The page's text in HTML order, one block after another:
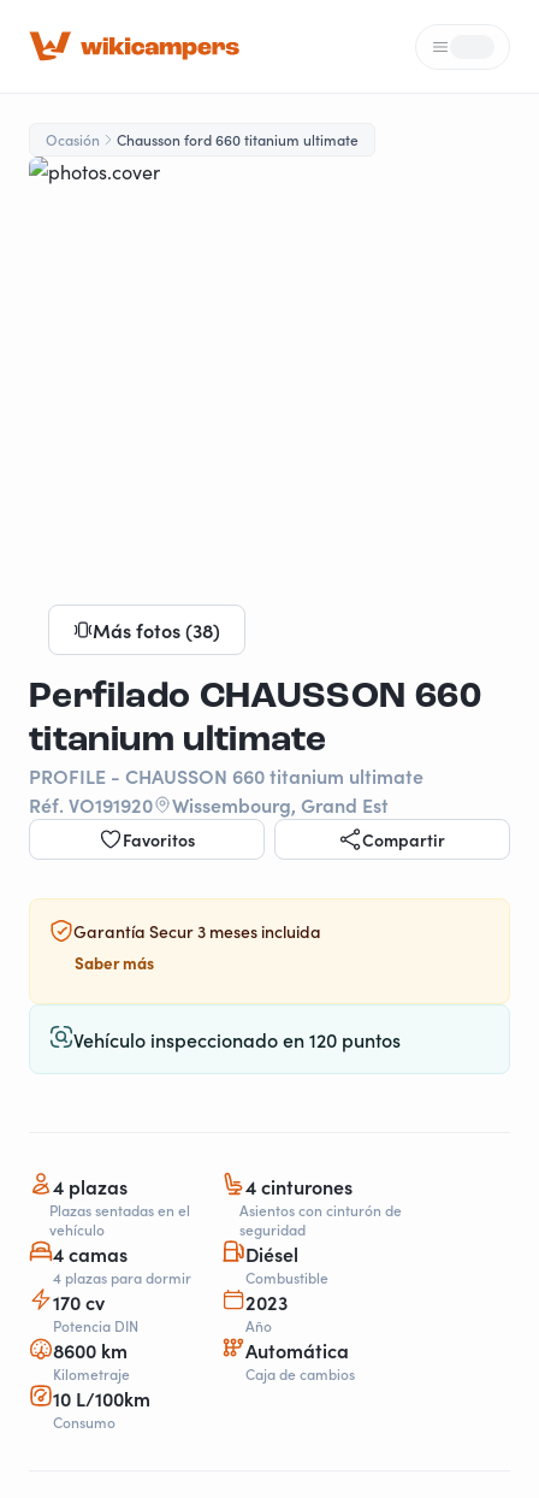
Loading...
Ocasión Chausson ford 660 titanium ultimate
Más fotos (38)
Perfilado CHAUSSON 660
titanium ultimate
PROFILE - CHAUSSON 660 titanium ultimate
Réf. VO191920
Wissembourg, Grand Est
Favoritos Compartir
Garantía Secur 3 meses incluida
Saber más
Vehículo inspeccionado en 120 puntos
4 plazas
Plazas sentadas en el
vehículo
4 cinturones
Asientos con cinturón de
seguridad
4 camas
4 plazas para dormir
Diésel
Combustible
170 cv
Potencia DIN
2023
Año
8600 km
Kilometraje
Automática
Caja de cambios
10 L/100km
Consumo